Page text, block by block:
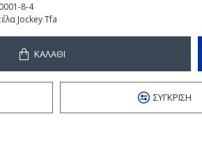
8-4
Jockey Tfa
ΚΑΛΆΘΙ
ΣΎΓΚΡΙΣΗ